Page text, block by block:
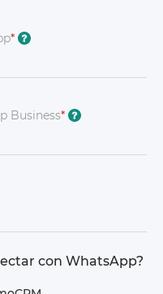
* ?
Business* ?
con WhatsApp?